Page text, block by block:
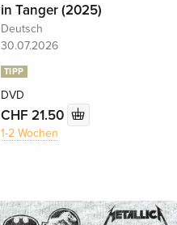
in Tanger (2025)
Deutsch
30.07.2026
TIPP
DVD
CHF 21.50
1-2 Wochen